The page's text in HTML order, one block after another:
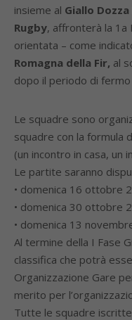
insieme al Giallo
Rugby, affronterà la 1a
orientata – come
Romagna della Fir, al
dopo il periodo di
Le squadre sono
squadre con la formula
(un incontro in casa, un
Le partite saranno
• domenica 16 ottobre
• domenica 30 ottobre
• domenica 13
Al termine della I Fase
classifica che potrà
Organizzazione Gare
merito per
Tutte le squadre